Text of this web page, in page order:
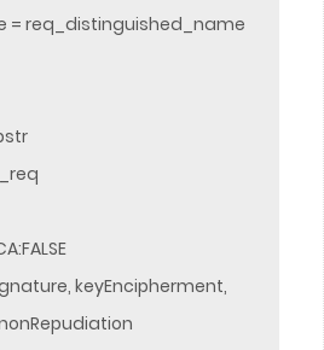
= req_distinguished_name
keyEncipherment,